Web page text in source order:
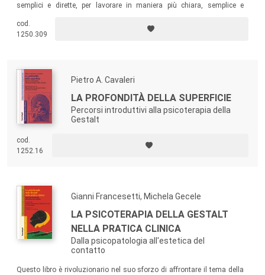
semplici e dirette, per lavorare in maniera più chiara, semplice e
entrare nello studio di due professionisti della Gestalt e sbirciare cosa
accade durante una seduta.
cod.
1250.309
Pietro A. Cavaleri
LA PROFONDITÀ DELLA SUPERFICIE
Percorsi introduttivi alla psicoterapia della
Gestalt
cod.
1252.16
Gianni Francesetti, Michela Gecele
LA PSICOTERAPIA DELLA GESTALT
NELLA PRATICA CLINICA
Dalla psicopatologia all'estetica del
contatto
Questo libro è rivoluzionario nel suo sforzo di affrontare il tema della